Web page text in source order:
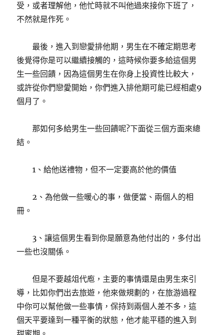
受，或者理解他，他忙時就不叫他過來接你下班了，
不然就是作死。
最後，進入到戀愛排他期，男生在不確定期思考
後覺得你是可以繼續接觸的，這時候你要多給這個男
生一些回饋，因為這個男生在你身上投資性比較大，
或許從你們戀愛開始，你們進入排他期可能已經相處9
個月了。
那如何多給男生一些回饋呢?下面從三個方面來總
結。
1、給他送禮物，但不一定要高於他的價值
2、為他做一些暖心的事，做便當、兩個人的相
冊。
3、讓這個男生看到你是願意為他付出的，多付出
一些也沒關係。
但是不要越俎代庖，主要的事情還是由男生來引
導，比如你們出去旅遊，他來做規劃的，在旅游過程
中你可以幫他做一些事情，保持到兩個人差不多，這
個天平要達到一種平衡的狀態，他才能平穩的進入到